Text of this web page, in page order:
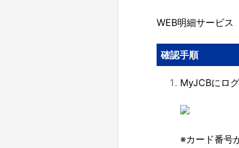
WEB明細サービス
確認手順
MyJCBにロ
※カード番号